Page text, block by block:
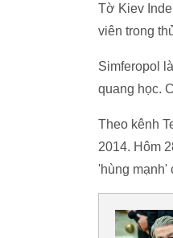
Tờ Kiev
viên trong
Simferopol
quang học.
Theo kênh
2014. Hôm
'hùng mạnh'